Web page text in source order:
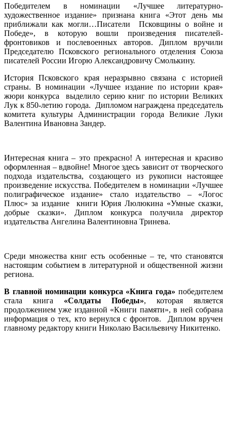
Победителем в номинации «Лучшее литературно-
художественное издание» признана книга «Этот день мы
приближали как могли…Писатели Псковщины о войне и
Победе», в которую вошли произведения писателей-
фронтовиков и послевоенных авторов. Диплом вручили
Председателю Псковского регионального отделения Союза
писателей России Игорю Александровичу Смолькину.
История Псковского края неразрывно связана с историей
страны. В номинации «Лучшее издание по истории края»
жюри конкурса выделило серию книг по истории Великих
Лук к 850-летию города. Дипломом награждена председатель
комитета культуры Администрации города Великие Луки
Валентина Ивановна Зандер.
Интересная книга – это прекрасно! А интересная и красиво
оформленная – вдвойне! Многое здесь зависит от творческого
подхода издательства, создающего из рукописи настоящее
произведение искусства. Победителем в номинации «Лучшее
полиграфическое издание» стало издательство – «Логос
Плюс» за издание книги Юрия Люлюкина «Умные сказки,
добрые сказки». Диплом конкурса получила директор
издательства Ангелина Валентиновна Тринева.
Среди множества книг есть особенные – те, что становятся
настоящим событием в литературной и общественной жизни
региона.
В главной номинации конкурса «Книга года» победителем
стала книга «Солдаты Победы», которая является
продолжением уже изданной «Книги памяти», в ней собрана
информация о тех, кто вернулся с фронтов. Диплом вручен
главному редактору книги Николаю Васильевичу Никитенко.